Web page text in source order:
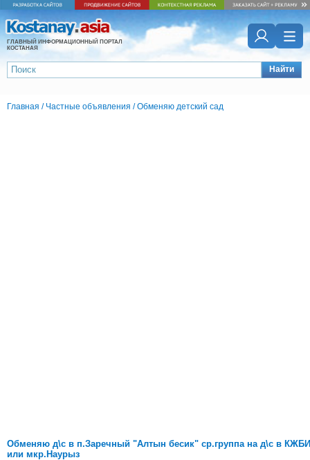
ГЛАВНЫЙ ИНФОРМАЦИОННЫЙ ПОРТАЛ
КОСТАНАЯ
Найти
Главная / Частные объявления /Обменяю детский сад
Обменяю д\с в п.Заречный "Алтын бесик" ср.группа на д\с в КЖБИ
или мкр.Наурыз